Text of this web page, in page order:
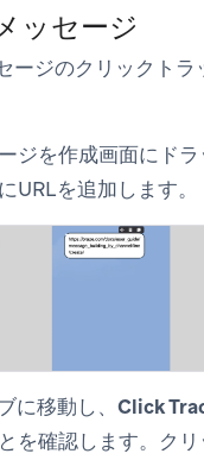
ッセージ
ージのクリックトラ
ジを作成画面にド
URLを追加します。
に移動し、 Click
を確認します。ク